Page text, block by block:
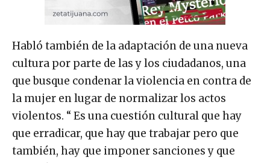
Habló también de la adaptación de una nueva
cultura por parte de las y los ciudadanos, una
que busque condenar la violencia en contra de
la mujer en lugar de normalizar los actos
violentos. “ Es una cuestión cultural que hay
que erradicar, que hay que trabajar pero que
también, hay que imponer sanciones y que